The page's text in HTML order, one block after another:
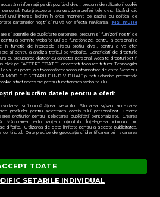
VEDETE
informații pe dispozitivul dvs., precum identificatorii cookie
personal. Puteți accepta sau gestiona preferințele dvs. făcând clic
unui interes legitim în orice moment pe pagina cu politica de
partenerilor noștri și nu vă vor afecta navigarea.
Mai multe
si agentiile de publicitate partenere, precum si furnizorii nostri de
a permite website-ului sa functioneze, pentru a personaliza
in functie de interesele si/sau profilul dvs., pentru a va oferi
si pentru a analiza traficul pe website. Beneficiati de drepturile
cu prelucrarea datelor cu caracter personal. Aceste drepturi pot fi
click pe “ACCEPT TOATE”, acceptati folosirea tuturor Tehnologiilor
dvs. cu privire la stocarea/accesarea informatiilor de catre Vendor-ii
MODIFIC SETARILE INDIVIDUAL” puteti schimba preferintele
strict necesare pentru functionarea website-ului.
prelucrăm datele pentru a oferi:
și îmbunătățirea serviciilor. Stocarea și/sau accesarea
profilurilor pentru selectarea conținutului personalizat. Crearea
profilurilor pentru selectarea publicității personalizate. Crearea
Măsurarea performanței conținutului. Înțelegerea publicului prin
diferite. Utilizarea de date limitate pentru a selecta publicitatea.
Date precise de geolocație și identificarea prin scanarea
TOATE
SETARILE INDIVIDUAL